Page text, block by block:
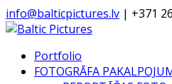
info@balticpictures.lv | +371
Portfolio
FOTOGRĀFA